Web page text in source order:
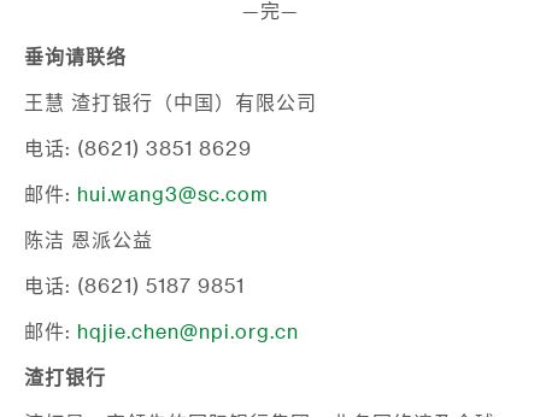
—完—
垂询请联络
王慧 渣打银行（中国）有限公司
电话: (8621) 3851 8629
邮件: hui.wang3@sc.com
陈洁 恩派公益
电话: (8621) 5187 9851
邮件: hqjie.chen@npi.org.cn
渣打银行